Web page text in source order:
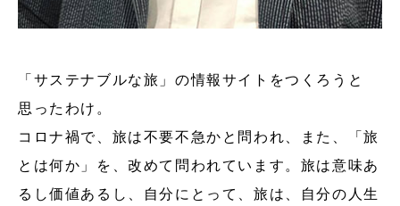
「サステナブルな旅」の情報サイトをつくろうと
思ったわけ。
コロナ禍で、旅は不要不急かと問われ、また、「旅
とは何か」を、改めて問われています。旅は意味あ
るし価値あるし、自分にとって、旅は、自分の人生